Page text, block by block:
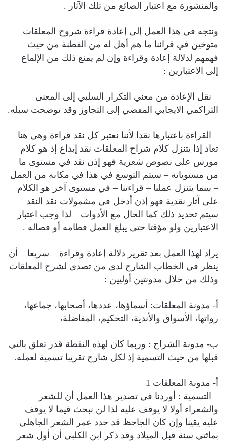
والمنشورة مع اعتبار الضائع من تلك الآثار .
ونتجه في هذا العمل إلى إعادة قراءة شروح المعلقات
متوخين في قرائنا ما هم أهل له من الفطنة من حيث
فهمهم لدلالة إعادة وقراءة وإن لم يمنع ذلك من الإلماع
إلى الاعتبارين :
– نقل الإعادة من معني التكرار السلبي إلى المعنى
التراكمي الايجابي المفضي إلى التجاوز وقد توضحت سبله.
– القراءة باعتبارها نقدا لأننا نعتبر كل نقد قراءة وهي هنا
تعاد إذا يتنزل كلام شراح المعلقات نقد إبداع إذ هو كلام
مورس على نصوص شعرية فهو إذن نقد في مستوى ما
من مستوياته – سيتم التوسع في هذا في مكانه من العمل
– بينما يتنزل عملنا – قراءتنا – في مستوى آخر هو الكلام
على آثار نقدية فهو إذن أدخل في مشمولات نقد النقد –
سيتم تحديد ذلك كما الحال مع الأدوات – لذا وجب اعتبار
الاعتبارين ولو مؤقتا حتى يبلغ العمل فطامه أو فصاله .
يراد لهذا العمل بعد تقرير دلالة إعادة وقراءة – سريعا – أن
ينظر في الخطاب الشارح لدى من تصدى لشرح المعلقات
وذلك من خلال مدونتين أوليين :
أ‌- مدونة المعلقات: أسماؤها، عددها، أصحابها، جماعها،
رواتها، الأسواق والأندية، التحكيم، المفاضلة،
ب‌- مدونة الشراح : وربما كان لهذه النقطة قدر تعلق بالتي
قبلها من حيث التسمية إذ لكل شارح تقريبا تسمية لعمله.
أ‌- مدونة المعلقات 1
– التسمية : أوردنا في تصدير هذا العمل أن للشعر
والشعراء أولا لا يوقف عليه لذا لن نبحث فيما لا يوقف
عليه يقينا وإن كان الجاحظ قد حدد عمر الشعر الجاهلي
بمائتي سنة قبل الميلاد وقد ذكر ابن الكلبي أن أول شعر